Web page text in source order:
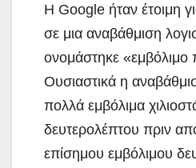
Η Google ήταν έτοιμη
σε μια αναβάθμιση
ονομάστηκε «εμβόλιμο
Ουσιαστικά η
πολλά εμβόλιμα
δευτερολέπτου πριν
επίσημου εμβόλιμου